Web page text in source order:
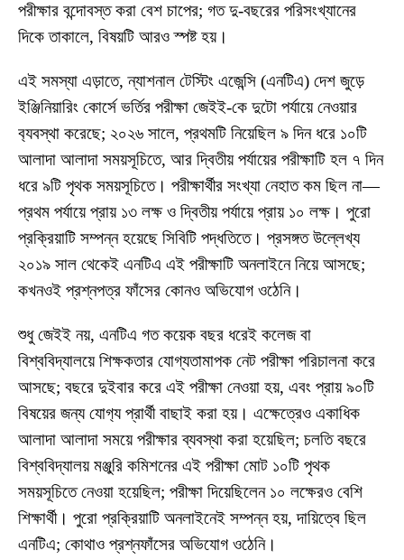
পরীক্ষার বন্দোবস্ত করা বেশ চাপের; গত দু-বছরের পরিসংখ্যানের
দিকে তাকালে, বিষয়টি আরও স্পষ্ট হয়।
এই সমস্যা এড়াতে, ন্যাশনাল টেস্টিং এজেন্সি (এনটিএ) দেশ জুড়ে
ইঞ্জিনিয়ারিং কোর্সে ভর্তির পরীক্ষা জেইই-কে দুটো পর্যায়ে নেওয়ার
ব‍্যবস্থা করেছে; ২০২৬ সালে, প্রথমটি নিয়েছিল ৯ দিন ধরে ১০টি
আলাদা আলাদা সময়সূচিতে, আর দ্বিতীয় পর্যায়ের পরীক্ষাটি হল ৭ দিন
ধরে ৯টি পৃথক সময়সূচিতে। পরীক্ষার্থীর সংখ্যা নেহাত কম ছিল না—
প্রথম পর্যায়ে প্রায় ১৩ লক্ষ ও দ্বিতীয় পর্যায়ে প্রায় ১০ লক্ষ। পুরো
প্রক্রিয়াটি সম্পন্ন হয়েছে সিবিটি পদ্ধতিতে। প্রসঙ্গত উল্লেখ্য
২০১৯ সাল থেকেই এনটিএ এই পরীক্ষাটি অনলাইনে নিয়ে আসছে;
কখনওই প্রশ্নপত্র ফাঁসের কোনও অভিযোগ ওঠেনি।
শুধু জেইই নয়, এনটিএ গত কয়েক বছর ধরেই কলেজ বা
বিশ্ববিদ্যালয়ে শিক্ষকতার যোগ্যতামাপক নেট পরীক্ষা পরিচালনা করে
আসছে; বছরে দুইবার করে এই পরীক্ষা নেওয়া হয়, এবং প্রায় ৯০টি
বিষয়ের জন্য যোগ‍্য প্রার্থী বাছাই করা হয়। এক্ষেত্রেও একাধিক
আলাদা আলাদা সময়ে পরীক্ষার ব্যবস্থা করা হয়েছিল; চলতি বছরে
বিশ্ববিদ্যালয় মঞ্জুরি কমিশনের এই পরীক্ষা মোট ১০টি পৃথক
সময়সূচিতে নেওয়া হয়েছিল; পরীক্ষা দিয়েছিলেন ১০ লক্ষেরও বেশি
শিক্ষার্থী। পুরো প্রক্রিয়াটি অনলাইনেই সম্পন্ন হয়, দায়িত্বে ছিল
এনটিএ; কোথাও প্রশ্নফাঁসের অভিযোগ ওঠেনি।